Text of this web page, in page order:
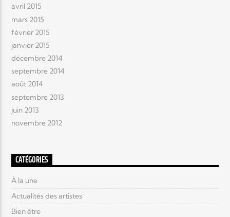
avril 2015
mars 2015
février 2015
janvier 2015
décembre 2014
septembre 2014
août 2014
septembre 2013
juin 2013
novembre 2012
CATÉGORIES
À la une
Actualités des artistes
Bien être